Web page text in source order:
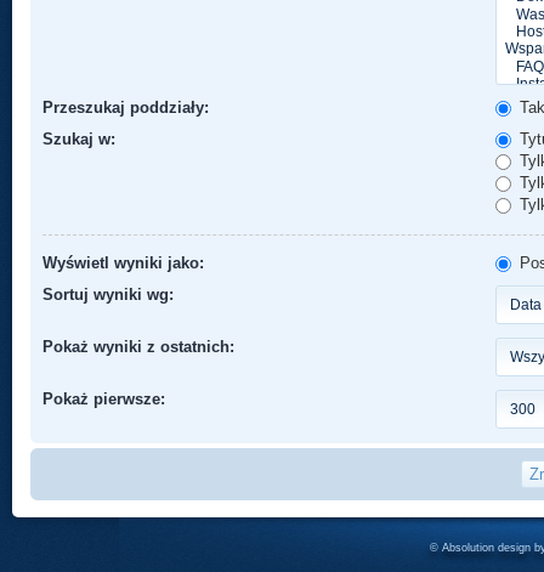
Przeszukaj poddziały:
Szukaj w:
Wyświetl wyniki jako:
Sortuj wyniki wg:
Pokaż wyniki z ostatnich:
Pokaż pierwsze:
© Absolution design